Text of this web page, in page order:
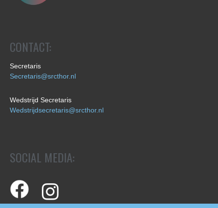
CONTACT:
Secretaris
Secretaris@srcthor.nl
Wedstrijd Secretaris
Wedstrijdsecretaris@srcthor.nl
SOCIAL MEDIA: